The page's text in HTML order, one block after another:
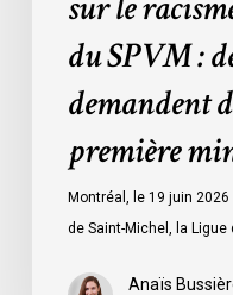
explications
première
ministre
Québec
du SPVM :
demandent
première
Montréal, le 19 juin
de Saint-Michel, la Ligue
Anaïs